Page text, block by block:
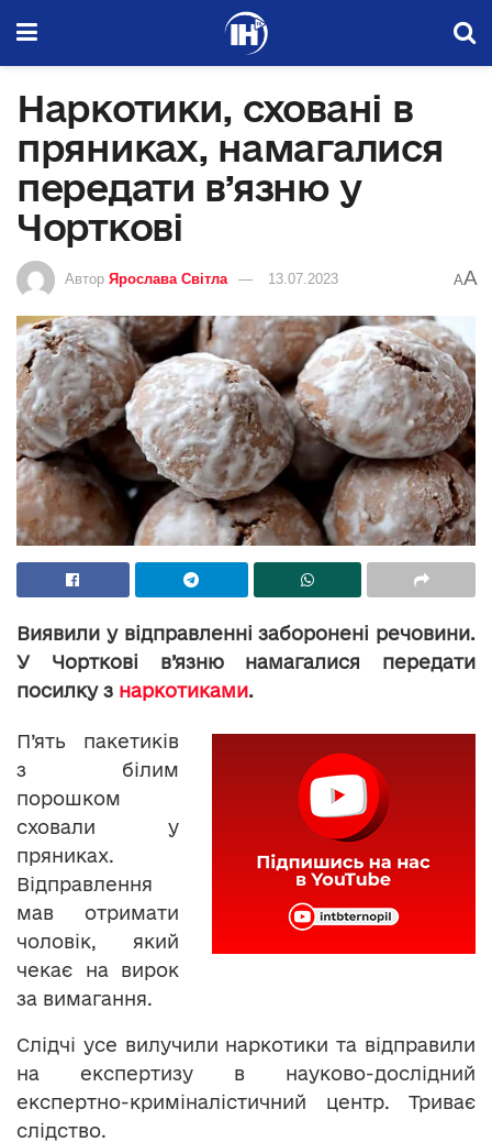
Наркотики, сховані в
пряниках, намагалися
передати в’язню у
Чорткові
Автор Ярослава Світла 13.07.2023 AA
Виявили у відправленні заборонені речовини.
У Чорткові в’язню намагалися передати
посилку з наркотиками.
П’ять пакетиків
з білим
порошком
сховали у
пряниках.
Відправлення
мав отримати
чоловік, який
чекає на вирок
за вимагання.
Слідчі усе вилучили наркотики та відправили
на експертизу в науково-дослідний
експертно-криміналістичний центр. Триває
слідство.